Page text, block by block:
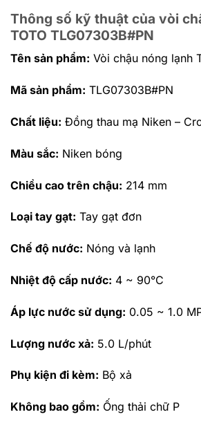
Thông số kỹ thuật của vòi
TOTO TLG07303B#PN
Tên sản phẩm: Vòi chậu nóng lạnh
Mã sản phẩm: TLG07303B#PN
Chất liệu: Đồng thau mạ Niken –
Màu sắc: Niken bóng
Chiều cao trên chậu: 214 mm
Loại tay gạt: Tay gạt đơn
Chế độ nước: Nóng và lạnh
Nhiệt độ cấp nước: 4 ~ 90°C
Áp lực nước sử dụng: 0.05 ~ 1.0
Lượng nước xả: 5.0 L/phút
Phụ kiện đi kèm: Bộ xả
Không bao gồm: Ống thải chữ P